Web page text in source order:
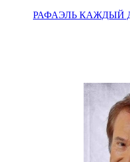
РАФАЭЛЬ КАЖДЫЙ